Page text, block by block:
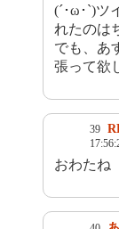
(´･ω･`)ツ
れたのは
でも、あ
張って欲
39
おわたね